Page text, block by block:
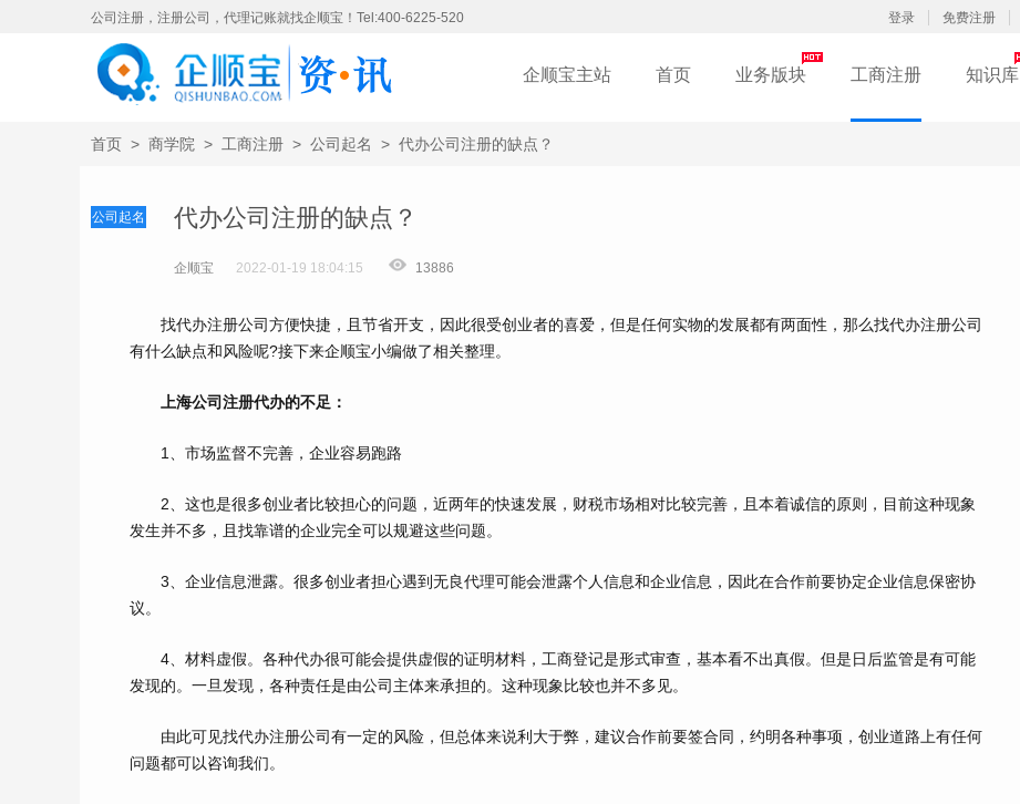
公司注册，注册公司，代理记账就找企顺宝！Tel:400-6225-520 登录 免费注册
企顺宝主站 首页 业务版块 工商注册 知识库
首页 > 商学院 > 工商注册 > 公司起名 > 代办公司注册的缺点？
公司起名 代办公司注册的缺点？
企顺宝 2022-01-19 18:04:15 13886
找代办注册公司方便快捷，且节省开支，因此很受创业者的喜爱，但是任何实物的发展都有两面性，那么找代办注册公司
有什么缺点和风险呢?接下来企顺宝小编做了相关整理。
上海公司注册代办的不足：
1、市场监督不完善，企业容易跑路
2、这也是很多创业者比较担心的问题，近两年的快速发展，财税市场相对比较完善，且本着诚信的原则，目前这种现象
发生并不多，且找靠谱的企业完全可以规避这些问题。
3、企业信息泄露。很多创业者担心遇到无良代理可能会泄露个人信息和企业信息，因此在合作前要协定企业信息保密协
议。
4、材料虚假。各种代办很可能会提供虚假的证明材料，工商登记是形式审查，基本看不出真假。但是日后监管是有可能
发现的。一旦发现，各种责任是由公司主体来承担的。这种现象比较也并不多见。
由此可见找代办注册公司有一定的风险，但总体来说利大于弊，建议合作前要签合同，约明各种事项，创业道路上有任何
问题都可以咨询我们。